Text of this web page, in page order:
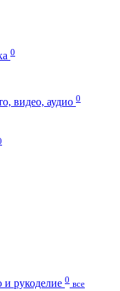
0
видео, аудио 0
и рукоделие 0 все